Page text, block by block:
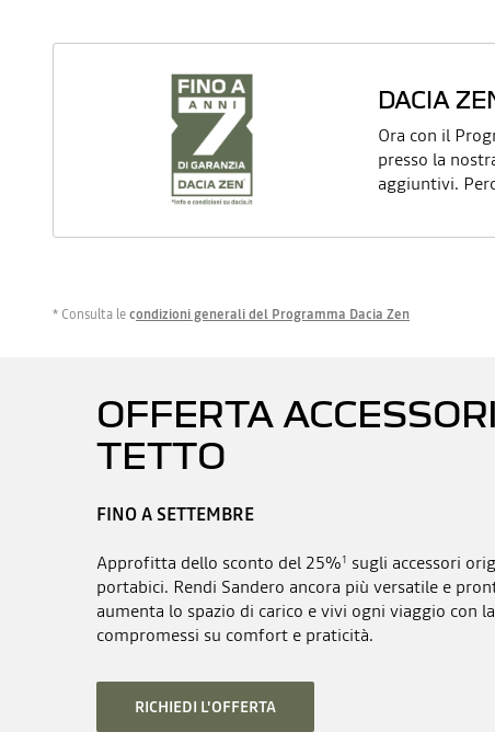
DACIA
Ora con il
presso la
aggiuntivi.
* Consulta lecondizioni generali del Programma Dacia Zen
OFFERTA
TETTO
FINO A SETTEMBRE
Approfitta dello sconto del 25%1 sugli accessori
portabici. Rendi Sandero ancora più versatile e
aumenta lo spazio di carico e vivi ogni viaggio con
compromessi su comfort e praticità.
RICHIEDI L'OFFERTA